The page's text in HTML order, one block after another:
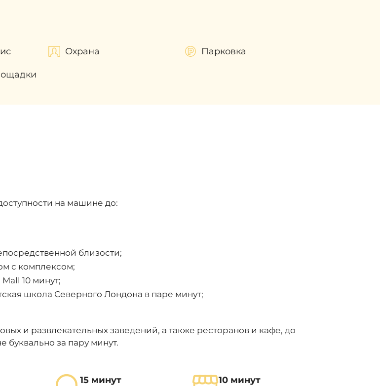
Охрана Парковка
на машине до:
близости;
с комплексом;
10 минут;
школа Северного Лондона в паре минут;
и развлекательных заведений, а также ресторанов и кафе, до
за пару минут.
15 минут
10 минут